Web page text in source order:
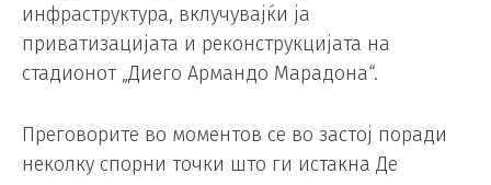
инфраструктура, вклучувајќи ја
приватизацијата и реконструкцијата на
стадионот „Диего Армандо Марадона“.
Преговорите во моментов се во застој поради
неколку спорни точки што ги истакна Де